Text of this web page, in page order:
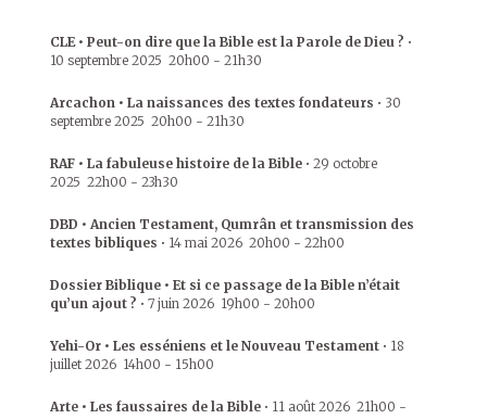
CLE • Peut-on dire que la Bible est la Parole de Dieu ? •
10 septembre 2025 20h00 - 21h30
Arcachon • La naissances des textes fondateurs • 30
septembre 2025 20h00 - 21h30
RAF • La fabuleuse histoire de la Bible • 29 octobre
2025 22h00 - 23h30
DBD • Ancien Testament, Qumrân et transmission des
textes bibliques • 14 mai 2026 20h00 - 22h00
Dossier Biblique • Et si ce passage de la Bible n’était
qu’un ajout ? • 7 juin 2026 19h00 - 20h00
Yehi-Or • Les esséniens et le Nouveau Testament • 18
juillet 2026 14h00 - 15h00
Arte • Les faussaires de la Bible • 11 août 2026 21h00 -